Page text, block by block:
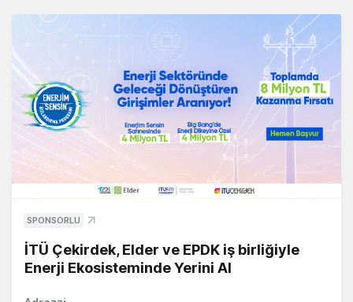
SPONSORLU
İTÜ Çekirdek, Elder ve EPDK iş birliğiyle
Enerji Ekosisteminde Yerini Al